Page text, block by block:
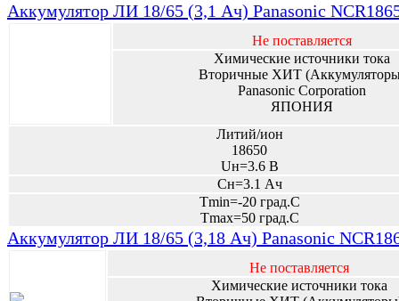
Аккумулятор ЛИ 18/65 (3,1 Ач) Panasonic
Не поставляется
Химические источники тока
Вторичные ХИТ
Panasonic Corporation
ЯПОНИЯ
Литий/ион
18650
Uн=3.6 В
Сн=3.1 Ач
Tmin=-20 град.С
Tmax=50 град.С
Аккумулятор ЛИ 18/65 (3,18 Ач) Panasonic
Не поставляется
Химические источники тока